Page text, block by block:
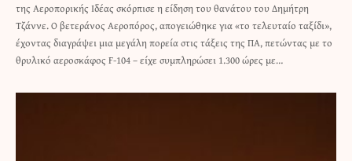
της Αεροπορικής Ιδέας σκόρπισε η είδηση του θανάτου του Δημήτρη
Τζάννε. Ο βετεράνος Αεροπόρος, απογειώθηκε για «το τελευταίο ταξίδι»,
έχοντας διαγράψει μια μεγάλη πορεία στις τάξεις της ΠΑ, πετώντας με το
θρυλικό αεροσκάφος F-104 – είχε συμπληρώσει 1.300 ώρες με…